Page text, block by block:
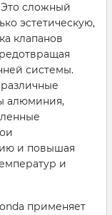
Это сложный
эстетическую,
клапанов
системы.
алюминия,
и повышая
и
применяет